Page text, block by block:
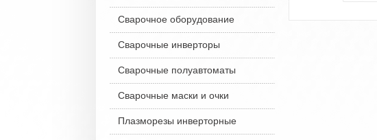
Сварочное оборудование
Сварочные инверторы
Сварочные полуавтоматы
Сварочные маски и очки
Плазморезы инверторные